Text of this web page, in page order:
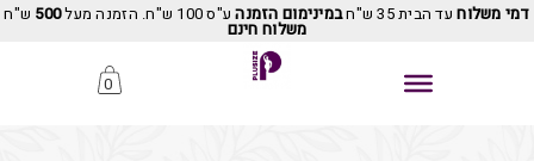
דמי משלוחעד הבית 35 ש"ח במינימום הזמנהע"ס 100 ש"ח. הזמנה מעל 500 ש"ח
משלוח חינם
0